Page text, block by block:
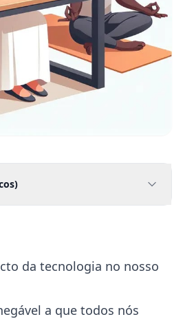
da tecnologia no nosso
a que todos nós